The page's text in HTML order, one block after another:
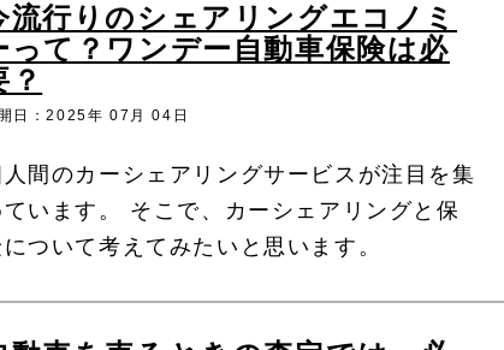
流行りのシェアリングエコノミ
って？ワンデー自動車保険は必
？
日：2025年 07月 04日
人間のカーシェアリングサービスが注目を集
ています。 そこで、カーシェアリングと保
ついて考えてみたいと思います。